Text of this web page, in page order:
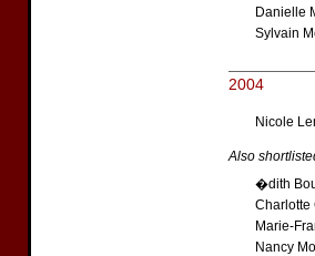
Danielle
Sylvain
2004
Nicole
Also
�dith
Marie-
Nancy